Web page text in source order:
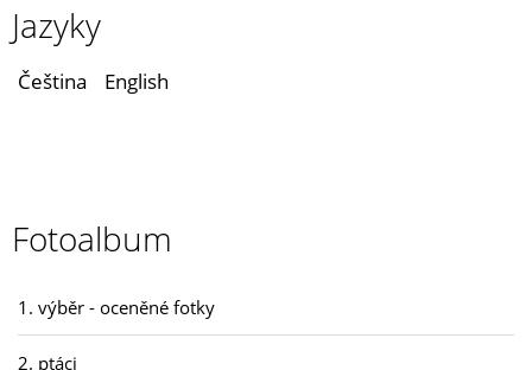
Jazyky
Čeština English
Fotoalbum
1. výběr - oceněné fotky
2. ptáci